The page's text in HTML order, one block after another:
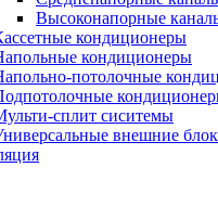
Высоконапорные
кондиционеры
кондиционеры
потолочные
сплит сиситемы
внешние